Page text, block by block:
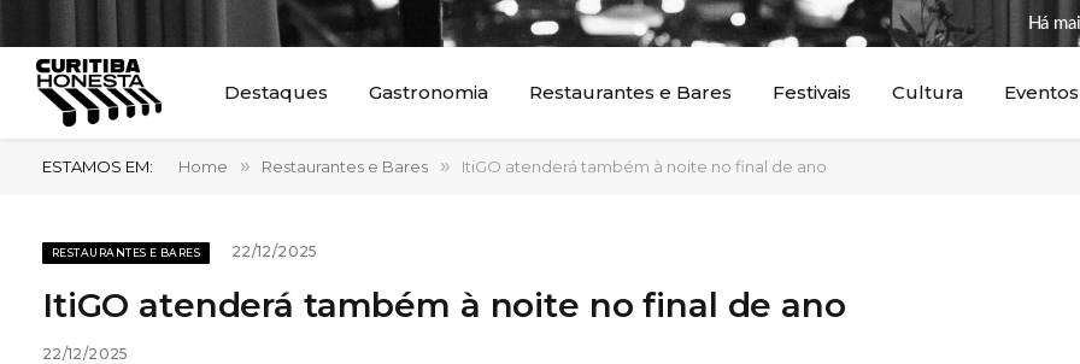
Há
Destaques Gastronomia Restaurantes e Bares Festivais Cultura Eventos
ESTAMOS EM: Home » Restaurantes e Bares » ItiGO atenderá também à noite no final de ano
RESTAURANTES E BARES 22/12/2025
ItiGO atenderá também à noite no final de ano
22/12/2025